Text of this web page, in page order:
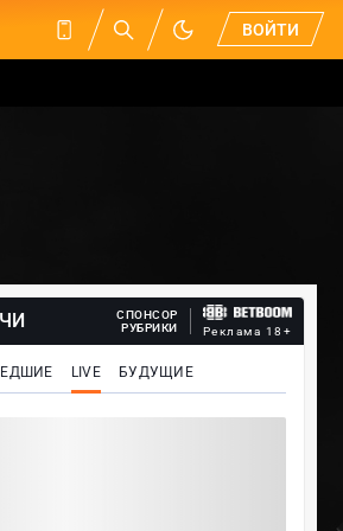
ВОЙТИ
СПОНСОР
РУБРИКИ
Реклама 18+
LIVE БУДУЩИЕ